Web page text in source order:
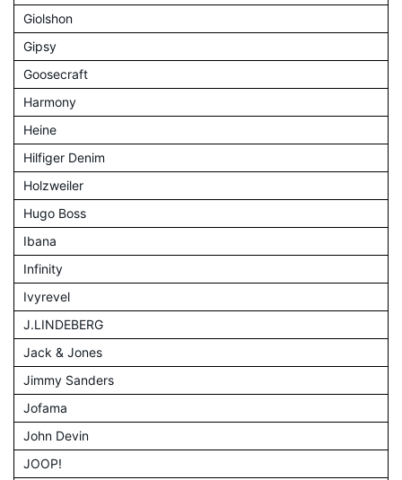
Giolshon
Gipsy
Goosecraft
Harmony
Heine
Hilfiger Denim
Holzweiler
Hugo Boss
Ibana
Infinity
Ivyrevel
J.LINDEBERG
Jack & Jones
Jimmy Sanders
Jofama
John Devin
JOOP!